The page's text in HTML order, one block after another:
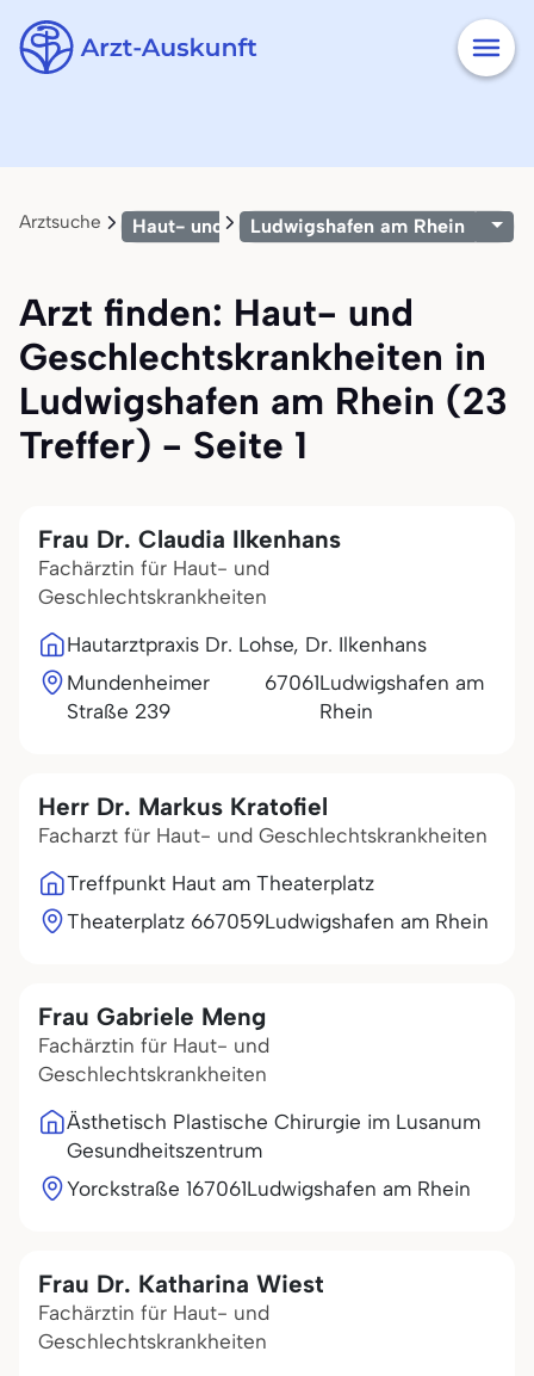
Arztsuche Haut- und Geschlechtskrankheiten
Ludwigshafen am Rhein
Arzt finden: Haut- und
Geschlechtskrankheiten in
Ludwigshafen am Rhein (23
Treffer) - Seite 1
Frau Dr. Claudia Ilkenhans
Fachärztin für Haut- und
Geschlechtskrankheiten
Hautarztpraxis Dr. Lohse, Dr. Ilkenhans
Mundenheimer
Straße 239
67061Ludwigshafen am
Rhein
Herr Dr. Markus Kratofiel
Facharzt für Haut- und Geschlechtskrankheiten
Treffpunkt Haut am Theaterplatz
Theaterplatz 667059Ludwigshafen am Rhein
Frau Gabriele Meng
Fachärztin für Haut- und
Geschlechtskrankheiten
Ästhetisch Plastische Chirurgie im Lusanum
Gesundheitszentrum
Yorckstraße 167061Ludwigshafen am Rhein
Frau Dr. Katharina Wiest
Fachärztin für Haut- und
Geschlechtskrankheiten